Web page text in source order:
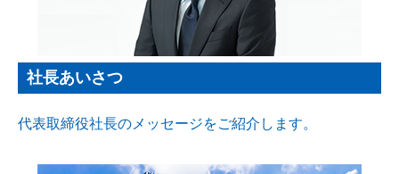
社長あいさつ
代表取締役社長のメッセージをご紹介します。